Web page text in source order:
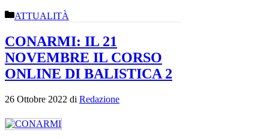
Categorie
ATTUALITÀ
CONARMI: IL 21
NOVEMBRE IL CORSO
ONLINE DI BALISTICA 2
26 Ottobre 2022 di Redazione